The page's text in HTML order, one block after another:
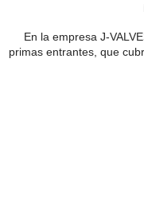
En la empresa J-
primas entrantes, que